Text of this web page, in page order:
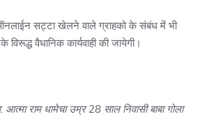
सट्टा खेलने वाले ग्राहको के संबंध में भी
विरूद्ध वैधानिक कार्यवाही की जायेगी।
आत्मा राम धामेचा उम्र 28 साल निवासी बाबा गोला